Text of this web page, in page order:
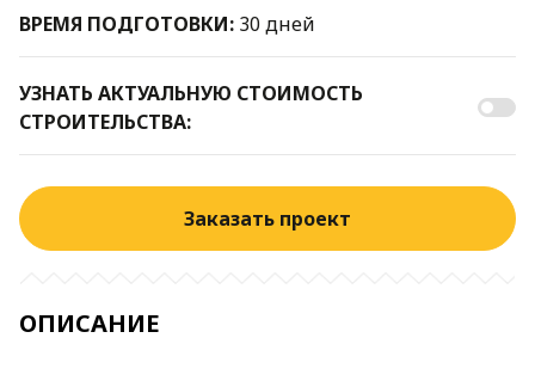
ВРЕМЯ ПОДГОТОВКИ: 30 дней
УЗНАТЬ АКТУАЛЬНУЮ СТОИМОСТЬ
СТРОИТЕЛЬСТВА:
Заказать проект
ОПИСАНИЕ